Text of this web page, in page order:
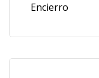
Encierro